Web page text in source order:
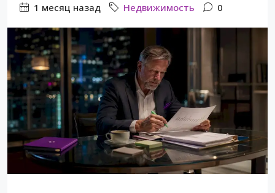
1 месяц назад Недвижимость 0